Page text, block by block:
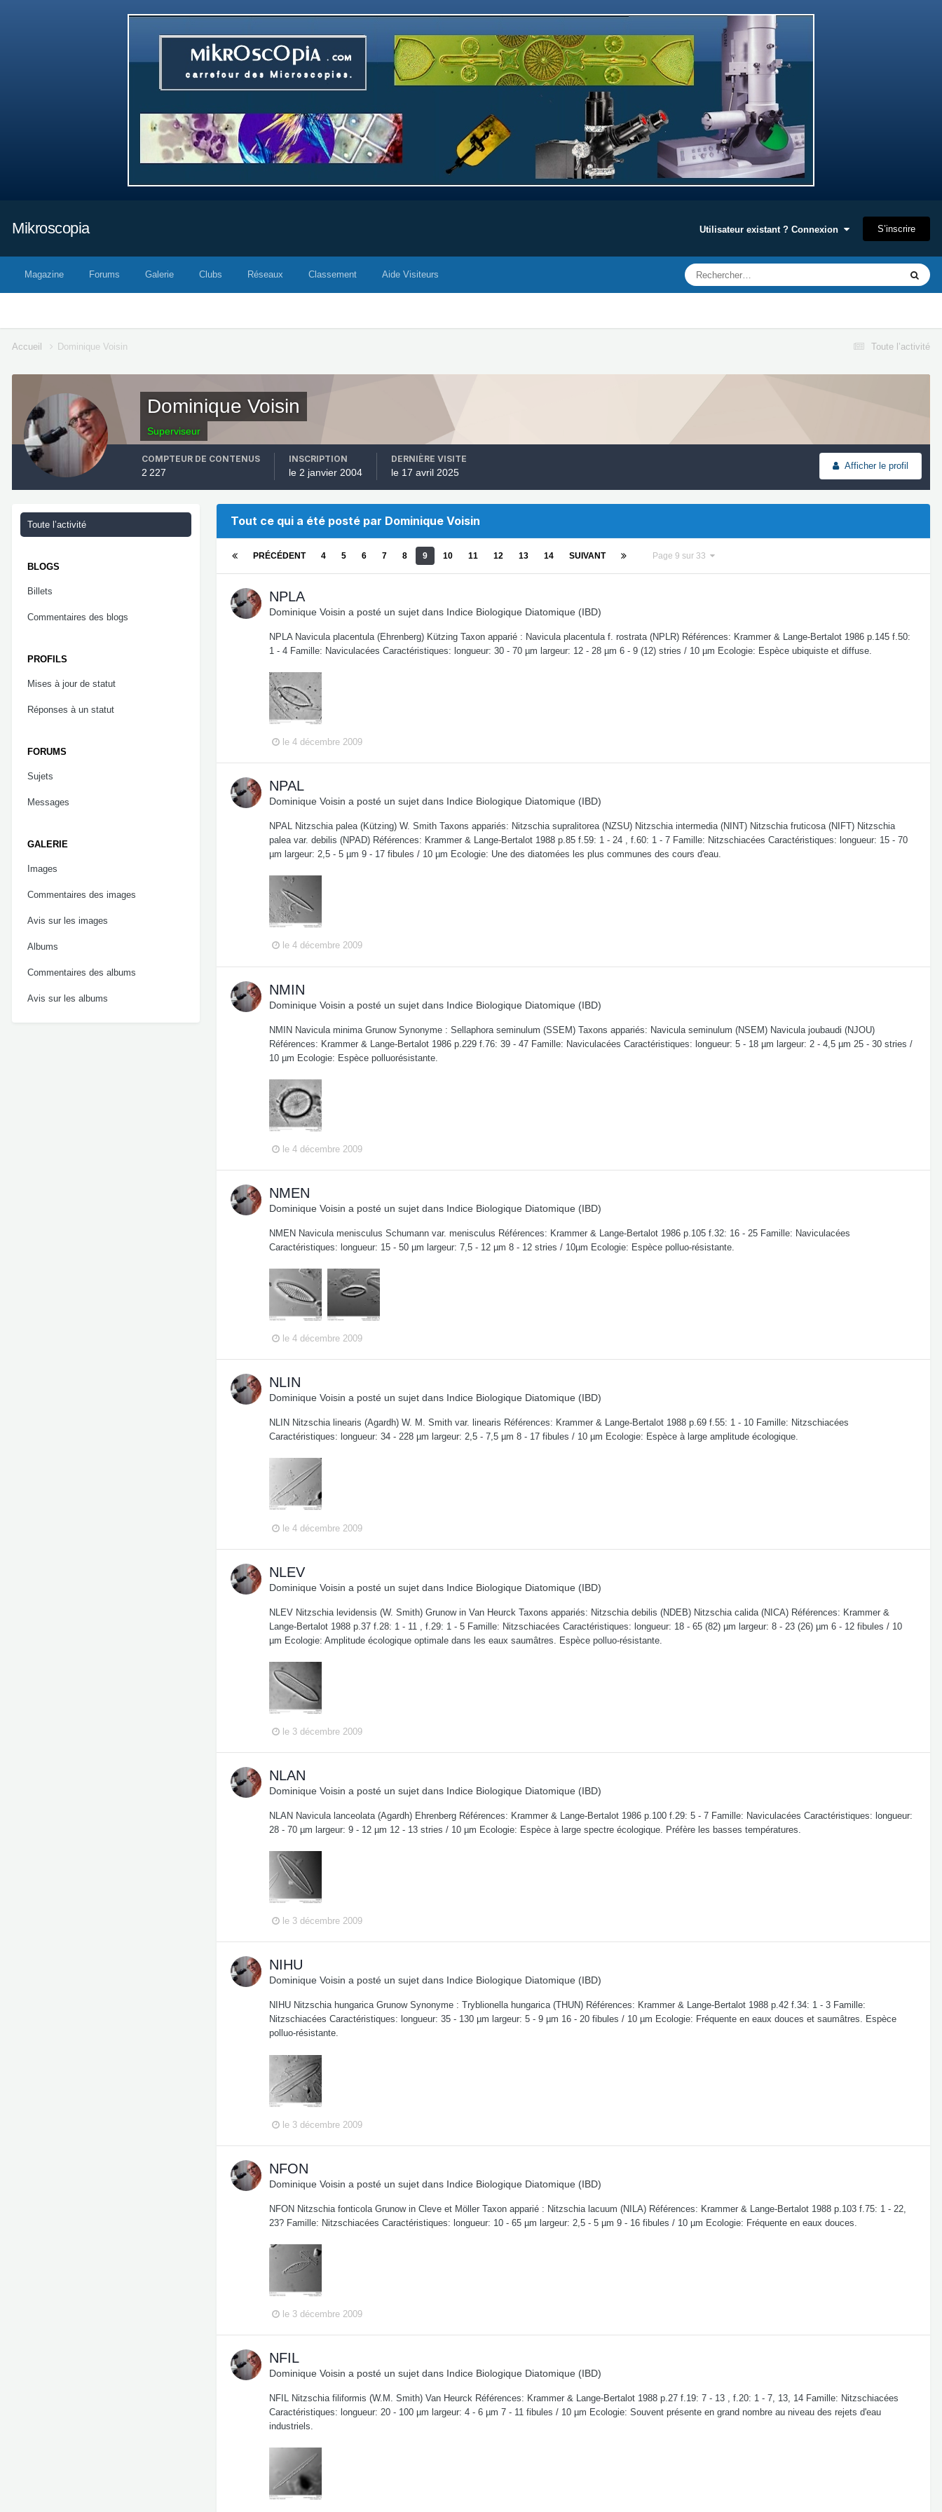
Mikroscopia Utilisateur existant ? Connexion S’inscrire
Magazine Forums Galerie Clubs Réseaux Classement Aide Visiteurs
Toute l’activité
Accueil Dominique Voisin
Dominique Voisin
Superviseur
Afficher le profil
COMPTEUR DE CONTENUS
2 227
INSCRIPTION
le 2 janvier 2004
DERNIÈRE VISITE
le 17 avril 2025
Toute l’activité
BLOGS
Billets
Commentaires des blogs
PROFILS
Mises à jour de statut
Réponses à un statut
FORUMS
Sujets
Messages
GALERIE
Images
Commentaires des images
Avis sur les images
Albums
Commentaires des albums
Avis sur les albums
Tout ce qui a été posté par Dominique Voisin
PRÉCÉDENT 4 5 6 7 8 9 10 11 12 13 14 SUIVANT Page 9 sur 33
NPLA
Dominique Voisin a posté un sujet dans Indice Biologique Diatomique (IBD)
NPLA Navicula placentula (Ehrenberg) Kützing Taxon apparié : Navicula placentula f. rostrata (NPLR) Références: Krammer & Lange-Bertalot 1986 p.145 f.50:
1 - 4 Famille: Naviculacées Caractéristiques: longueur: 30 - 70 µm largeur: 12 - 28 µm 6 - 9 (12) stries / 10 µm Ecologie: Espèce ubiquiste et diffuse.
le 4 décembre 2009
NPAL
Dominique Voisin a posté un sujet dans Indice Biologique Diatomique (IBD)
NPAL Nitzschia palea (Kützing) W. Smith Taxons appariés: Nitzschia supralitorea (NZSU) Nitzschia intermedia (NINT) Nitzschia fruticosa (NIFT) Nitzschia
palea var. debilis (NPAD) Références: Krammer & Lange-Bertalot 1988 p.85 f.59: 1 - 24 , f.60: 1 - 7 Famille: Nitzschiacées Caractéristiques: longueur: 15 - 70
µm largeur: 2,5 - 5 µm 9 - 17 fibules / 10 µm Ecologie: Une des diatomées les plus communes des cours d'eau.
le 4 décembre 2009
NMIN
Dominique Voisin a posté un sujet dans Indice Biologique Diatomique (IBD)
NMIN Navicula minima Grunow Synonyme : Sellaphora seminulum (SSEM) Taxons appariés: Navicula seminulum (NSEM) Navicula joubaudi (NJOU)
Références: Krammer & Lange-Bertalot 1986 p.229 f.76: 39 - 47 Famille: Naviculacées Caractéristiques: longueur: 5 - 18 µm largeur: 2 - 4,5 µm 25 - 30 stries /
10 µm Ecologie: Espèce polluorésistante.
le 4 décembre 2009
NMEN
Dominique Voisin a posté un sujet dans Indice Biologique Diatomique (IBD)
NMEN Navicula menisculus Schumann var. menisculus Références: Krammer & Lange-Bertalot 1986 p.105 f.32: 16 - 25 Famille: Naviculacées
Caractéristiques: longueur: 15 - 50 µm largeur: 7,5 - 12 µm 8 - 12 stries / 10µm Ecologie: Espèce polluo-résistante.
le 4 décembre 2009
NLIN
Dominique Voisin a posté un sujet dans Indice Biologique Diatomique (IBD)
NLIN Nitzschia linearis (Agardh) W. M. Smith var. linearis Références: Krammer & Lange-Bertalot 1988 p.69 f.55: 1 - 10 Famille: Nitzschiacées
Caractéristiques: longueur: 34 - 228 µm largeur: 2,5 - 7,5 µm 8 - 17 fibules / 10 µm Ecologie: Espèce à large amplitude écologique.
le 4 décembre 2009
NLEV
Dominique Voisin a posté un sujet dans Indice Biologique Diatomique (IBD)
NLEV Nitzschia levidensis (W. Smith) Grunow in Van Heurck Taxons appariés: Nitzschia debilis (NDEB) Nitzschia calida (NICA) Références: Krammer &
Lange-Bertalot 1988 p.37 f.28: 1 - 11 , f.29: 1 - 5 Famille: Nitzschiacées Caractéristiques: longueur: 18 - 65 (82) µm largeur: 8 - 23 (26) µm 6 - 12 fibules / 10
µm Ecologie: Amplitude écologique optimale dans les eaux saumâtres. Espèce polluo-résistante.
le 3 décembre 2009
NLAN
Dominique Voisin a posté un sujet dans Indice Biologique Diatomique (IBD)
NLAN Navicula lanceolata (Agardh) Ehrenberg Références: Krammer & Lange-Bertalot 1986 p.100 f.29: 5 - 7 Famille: Naviculacées Caractéristiques: longueur:
28 - 70 µm largeur: 9 - 12 µm 12 - 13 stries / 10 µm Ecologie: Espèce à large spectre écologique. Préfère les basses températures.
le 3 décembre 2009
NIHU
Dominique Voisin a posté un sujet dans Indice Biologique Diatomique (IBD)
NIHU Nitzschia hungarica Grunow Synonyme : Tryblionella hungarica (THUN) Références: Krammer & Lange-Bertalot 1988 p.42 f.34: 1 - 3 Famille:
Nitzschiacées Caractéristiques: longueur: 35 - 130 µm largeur: 5 - 9 µm 16 - 20 fibules / 10 µm Ecologie: Fréquente en eaux douces et saumâtres. Espèce
polluo-résistante.
le 3 décembre 2009
NFON
Dominique Voisin a posté un sujet dans Indice Biologique Diatomique (IBD)
NFON Nitzschia fonticola Grunow in Cleve et Möller Taxon apparié : Nitzschia lacuum (NILA) Références: Krammer & Lange-Bertalot 1988 p.103 f.75: 1 - 22,
23? Famille: Nitzschiacées Caractéristiques: longueur: 10 - 65 µm largeur: 2,5 - 5 µm 9 - 16 fibules / 10 µm Ecologie: Fréquente en eaux douces.
le 3 décembre 2009
NFIL
Dominique Voisin a posté un sujet dans Indice Biologique Diatomique (IBD)
NFIL Nitzschia filiformis (W.M. Smith) Van Heurck Références: Krammer & Lange-Bertalot 1988 p.27 f.19: 7 - 13 , f.20: 1 - 7, 13, 14 Famille: Nitzschiacées
Caractéristiques: longueur: 20 - 100 µm largeur: 4 - 6 µm 7 - 11 fibules / 10 µm Ecologie: Souvent présente en grand nombre au niveau des rejets d'eau
industriels.